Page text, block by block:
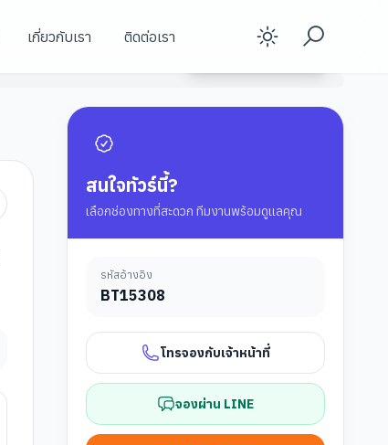
เกี่ยวกับเรา ติดต่อเรา Enable
สนใจทัวร์นี้?
เลือกช่องทางที่สะดวก ทีมงานพร้อมดูแลคุณ
รหัสอ้างอิง
BT15308
โทรจองกับเจ้าหน้าที่
จองผ่าน LINE